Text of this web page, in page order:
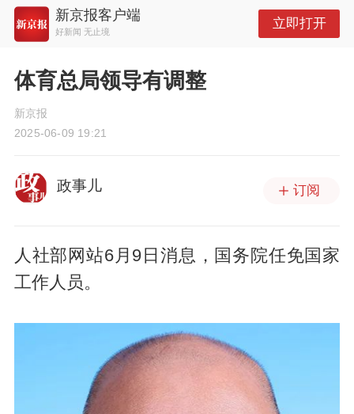
新京报客户端
好新闻 无止境
立即打开
体育总局领导有调整
新京报
2025-06-09 19:21
政事儿 订阅
人社部网站6月9日消息，国务院任免国家
工作人员。